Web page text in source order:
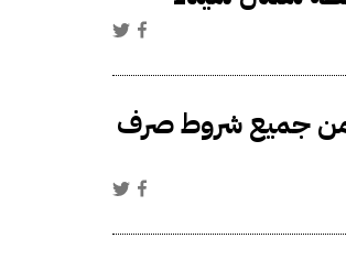
من جميع شروط صرف